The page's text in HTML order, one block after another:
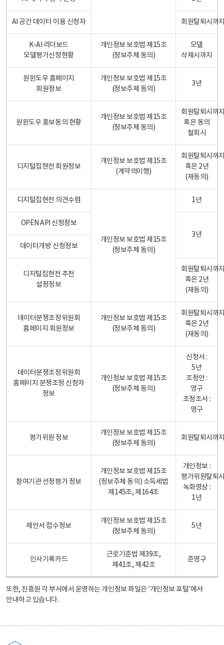
AI 공간 데이터 이용 신청자 회원탈퇴시까
K-AI 리더보드
모델평가신청현황
개인정보 보호법 제15조
(정보주체 동의)
모델
삭제시까지
원윈도우 홈페이지
회원정보
개인정보 보호법 제15조
(정보주체 동의)
3년
원윈도우 홍보동의 현황
개인정보 보호법 제15조
(정보주체 동의)
회원탈퇴시까
혹은 동의
철회시
디지털집현전 회원정보
개인정보 보호법 제15조
(계약의이행)
회원탈퇴시까
혹은 2년
(재동의)
디지털집현전 의견수렴
개인정보 보호법 제15조
(정보주체 동의)
1년
OPEN API 신청정보
3년
데이터개방 신청정보
디지털집현전 추천
설정정보
회원탈퇴시까
혹은 2년
(재동의)
데이터분쟁조정위원회
홈페이지 회원정보
개인정보 보호법 제15조
(정보주체 동의)
회원탈퇴시까
혹은 2년
(재동의)
데이터분쟁조정위원회
홈페이지 분쟁조정 신청자
정보
개인정보 보호법 제15조
(정보주체 동의)
신청서 :
5년
조정안 :
영구
조정조서 :
영구
평가위원 정보
개인정보 보호법 제15조
(정보주체 동의)
회원탈퇴시까
참여기관 선정평가 정보
개인정보 보호법 제15조
(정보주체 동의) 소득세법
제145조, 제164조
개인정보 :
평가위원탈퇴
녹화영상 :
1년
제안서 접수정보
개인정보 보호법 제15조
(정보주체 동의)
5년
인사기록카드
근로기준법 제39조,
제41조, 제42조
준영구
또한, 진흥원 각 부서에서 운영하는 개인정보 파일은 '개인정보 포털'에서
안내하고 있습니다.